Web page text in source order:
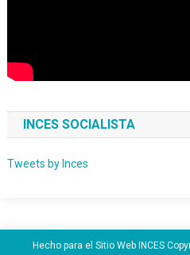
INCES SOCIALISTA
Tweets by Inces
Hecho para el Sitio Web INCES